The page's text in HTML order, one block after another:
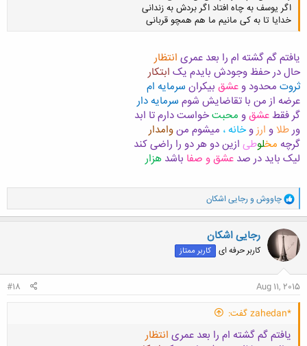
اگر یوسف به چاه افتاد اگر بردش به زندانی
خدایا تا به کی مانیم ما هم همچو قربانی
کلیک کنید تا باز شود...
یافتم گم گشته ام را بعد عمری انتظار
حال در حفظ وجودش بایدم یک ابتکار
ثروت محدود وعشق بیکران سرمایه ام
عرضه از من با تقاضایش شوم سرمایه دار
گر فقطعشقو محبتخواست دارم تا ابد
ورطلا و ارزوخانه ، میشوم منوامدار
گرچه مخلوطی ازین دو هر دو را راضی کند
لیک باید در صد عشق و صفا باشد هزار
و
ا
ک
ن
ش
ه
ا
چاووش ورجایی اشکان
رجایی اشکان
کاربر حرفه ای کاربر ممتاز
Aug 11, 2015
#18
*zahedan گفت:
یافتم گم گشته ام را بعد عمری انتظار